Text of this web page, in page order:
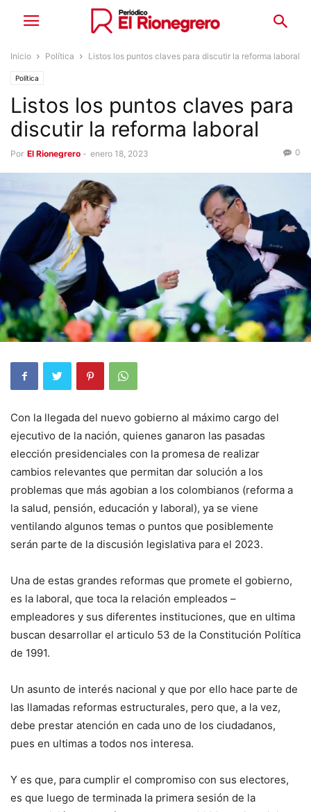
Inicio Política Listos los puntos claves para discutir la reforma laboral
Política
Listos los puntos claves para
discutir la reforma laboral
Por El Rionegrero - enero 18, 2023 0
Con la llegada del nuevo gobierno al máximo cargo del
ejecutivo de la nación, quienes ganaron las pasadas
elección presidenciales con la promesa de realizar
cambios relevantes que permitan dar solución a los
problemas que más agobian a los colombianos (reforma a
la salud, pensión, educación y laboral), ya se viene
ventilando algunos temas o puntos que posiblemente
serán parte de la discusión legislativa para el 2023.
Una de estas grandes reformas que promete el gobierno,
es la laboral, que toca la relación empleados –
empleadores y sus diferentes instituciones, que en ultima
buscan desarrollar el articulo 53 de la Constitución Política
de 1991.
Un asunto de interés nacional y que por ello hace parte de
las llamadas reformas estructurales, pero que, a la vez,
debe prestar atención en cada uno de los ciudadanos,
pues en ultimas a todos nos interesa.
Y es que, para cumplir el compromiso con sus electores,
es que luego de terminada la primera sesión de la